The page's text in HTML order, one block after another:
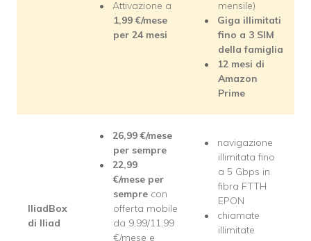
Attivazione a
1,99€/mese
per 24 mesi
mensile)
Giga illimitati
fino a 3 SIM
della famiglia
12 mesi di
Amazon
Prime
IliadBox
di Iliad
26,99 €/mese
per sempre
22,99
€/mese per
sempre con
offerta mobile
da 9,99/11,99
€/mese e
navigazione
illimitata fino
a 5 Gbps in
fibra FTTH
EPON
chiamate
illimitate